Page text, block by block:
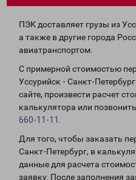
ПЭК доставляет грузы из
а также в другие города
авиатранспортом.
С примерной стоимостью
Уссурийск - Санкт-
сайте, произвести расчет
калькулятора или
660-11-11
Для того, чтобы заказать
Санкт-Петербург, в
данные для расчета
заявку. После заполнения